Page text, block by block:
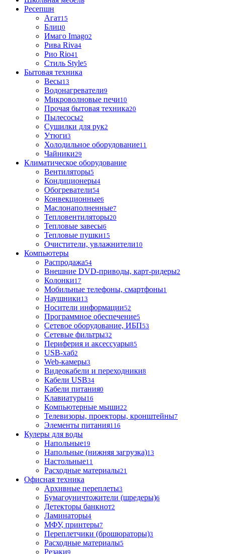
Ресепшн
Агат15
Блиц0
Имаго Imago2
Рива Riva4
Рио Rio41
Стиль Style5
Бытовая техника
Весы13
Водонагреватели9
Микроволновые печи10
Прочая бытовая техника20
Пылесосы2
Сушилки для рук2
Утюги3
Холодильное оборудование11
Чайники29
Климатическое оборудование
Вентиляторы5
Кондиционеры4
Обогреватели54
Конвекционные6
Маслонаполненные7
Тепловентиляторы20
Тепловые завесы6
Тепловые пушки15
Очистители, увлажнители10
Компьютеры
Распродажа54
Внешние DVD-приводы, карт-ридеры2
Колонки17
Мобильные телефоны, смартфоны1
Наушники13
Носители информации52
Программное обеспечение5
Сетевое оборудование, ИБП53
Сетевые фильтры32
Периферия и аксессуары85
USB-хаб2
Web-камеры3
Видеокабели и переходники8
Кабели USB34
Кабели питания0
Клавиатуры16
Компьютерные мыши22
Телевизоры, проекторы, кронштейны7
Элементы питания116
Кулеры для воды
Напольные19
Напольные (нижняя загрузка)13
Настольные11
Расходные материалы21
Офисная техника
Архивные переплеты3
Бумагоуничтожители (шредеры)6
Детекторы банкнот2
Ламинаторы4
МФУ, принтеры7
Переплетчики (брошюраторы)3
Расходные материалы5
Резаки9